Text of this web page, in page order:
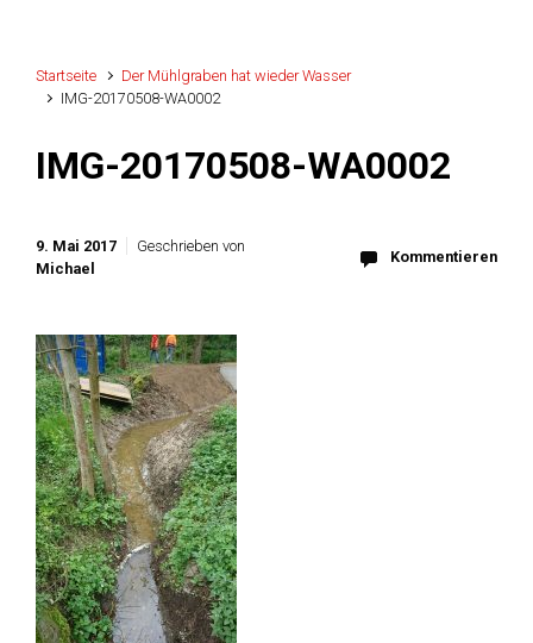
Startseite
Der Mühlgraben hat wieder Wasser
IMG-20170508-WA0002
IMG-20170508-WA0002
9. Mai 2017
Geschrieben von
Michael
Kommentieren